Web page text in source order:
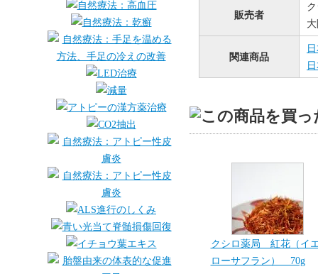
販売者
関連商品
クシロ薬局 紅花（イ
ローサフラン） 70g